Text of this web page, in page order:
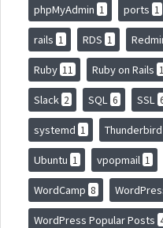
phpMyAdmin 1 ports 1
rails 1 RDS 1
Ruby 11 Ruby on Rails 1
Slack 2 SQL 6 SSL
systemd 1 Thunderbird
Ubuntu 1 vpopmail 1
WordCamp 8
WordPress Popular Posts